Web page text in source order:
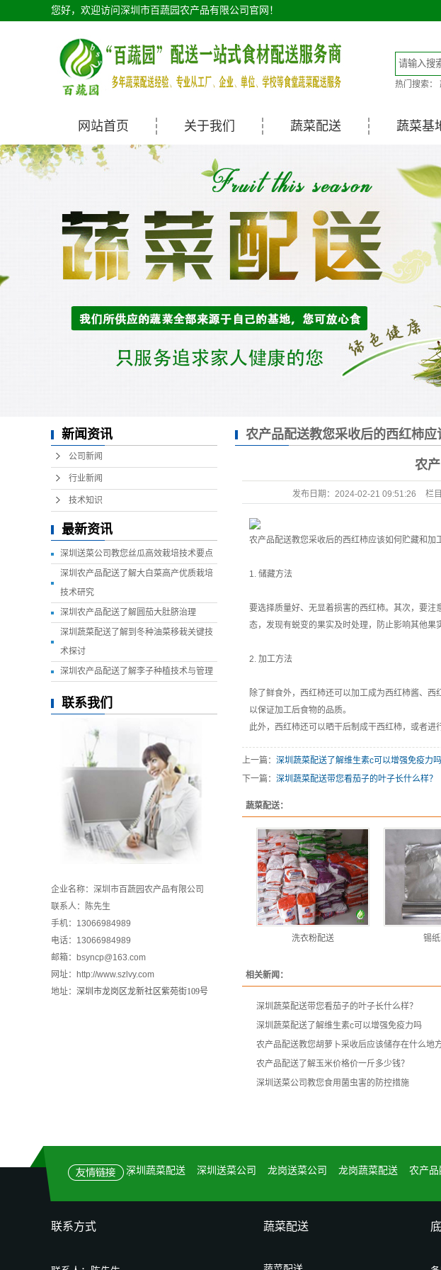
您好，欢迎访问深圳市百蔬园农产品有限公司官网！
热门搜索：
网站首页 关于我们 蔬菜配送 蔬菜基
新闻资讯
公司新闻
行业新闻
技术知识
最新资讯
深圳送菜公司教您丝瓜高效栽培技术要点
深圳农产品配送了解大白菜高产优质栽培
技术研究
深圳农产品配送了解圆茄大肚脐治理
深圳蔬菜配送了解到冬种油菜移栽关键技
术探讨
深圳农产品配送了解李子种植技术与管理
联系我们
企业名称：深圳市百蔬园农产品有限公司
联系人：陈先生
手机：13066984989
电话： 13066984989
邮箱：bsyncp@163.com
网址：http://www.szlvy.com
地址： 深圳市龙岗区龙新社区紫苑街109号
农产品配送教您采收后的西红柿应
农
发布日期： 2024-02-21 09:51:26 栏目
农产品配送教您采收后的西红柿应该如何贮藏和加
1. 储藏方法
要选择质量好、无显着损害的西红柿。其次，要
态，发现有蜕变的果实及时处理，防止影响其他果
2. 加工方法
除了鲜食外，西红柿还可以加工成为西红柿酱、
以保证加工后食物的品质。
此外，西红柿还可以晒干后制成干西红柿，或者进
上一篇： 深圳蔬菜配送了解维生素c可以增强免疫力吗
下一篇： 深圳蔬菜配送带您看茄子的叶子长什么样？
蔬菜配送：
洗衣粉配送 锡
相关新闻：
深圳蔬菜配送带您看茄子的叶子长什么样？
深圳蔬菜配送了解维生素c可以增强免疫力吗
农产品配送教您胡萝卜采收后应该储存在什么地方
农产品配送了解玉米价格价一斤多少钱？
深圳送菜公司教您食用菌虫害的防控措施
深圳蔬菜配送 深圳送菜公司 龙岗送菜公司 龙岗蔬菜配送 农产品
联系方式 蔬菜配送